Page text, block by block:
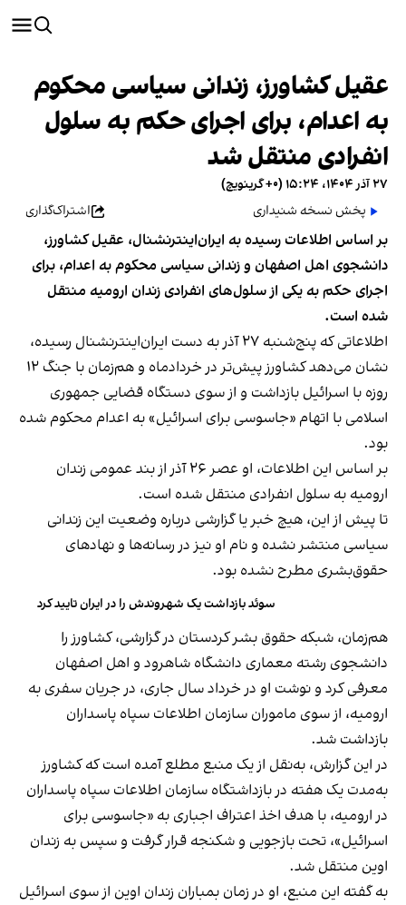
عقیل کشاورز، زندانی سیاسی محکوم
به اعدام، برای اجرای حکم به سلول
انفرادی منتقل شد
۲۷ آذر ۱۴۰۴، ۱۵:۲۴ (‎+۰ گرینویچ)
پخش نسخه شنیداری
اشتراک‌گذاری
بر اساس اطلاعات رسیده به ایران‌اینترنشنال، عقیل کشاورز،
دانشجوی اهل اصفهان و زندانی سیاسی محکوم به اعدام، برای
اجرای حکم به یکی از سلول‌های انفرادی زندان ارومیه منتقل
شده است.
اطلاعاتی که پنج‌شنبه ۲۷ آذر به دست ایران‌اینترنشنال رسیده،
نشان می‌دهد کشاورز پیش‌تر در خردادماه و هم‌زمان با جنگ ۱۲
روزه با اسرائیل بازداشت و از سوی دستگاه قضایی جمهوری
اسلامی با اتهام «جاسوسی برای اسرائیل» به اعدام محکوم شده
بود.
بر اساس این اطلاعات، او عصر ۲۶ آذر از بند عمومی زندان
ارومیه به سلول انفرادی منتقل شده است.
تا پیش از این، هیچ خبر یا گزارشی درباره وضعیت این زندانی
سیاسی منتشر نشده و نام او نیز در رسانه‌ها و نهادهای
حقوق‌بشری مطرح نشده بود.
سوئد بازداشت یک شهروندش را در ایران تایید کرد
هم‌زمان، شبکه حقوق بشر کردستان در گزارشی، کشاورز را
دانشجوی رشته معماری دانشگاه شاهرود و اهل اصفهان
معرفی کرد و نوشت او در خرداد سال جاری، در جریان سفری به
ارومیه، از سوی ماموران سازمان اطلاعات سپاه پاسداران
بازداشت شد.
در این گزارش، به‌نقل از یک منبع مطلع آمده است که کشاورز
به‌مدت یک هفته در بازداشتگاه سازمان اطلاعات سپاه پاسداران
در ارومیه، با هدف اخذ اعتراف اجباری به «جاسوسی برای
اسرائیل»، تحت بازجویی و شکنجه قرار گرفت و سپس به زندان
اوین منتقل شد.
به گفته این منبع، او در زمان بمباران زندان اوین از سوی اسرائیل